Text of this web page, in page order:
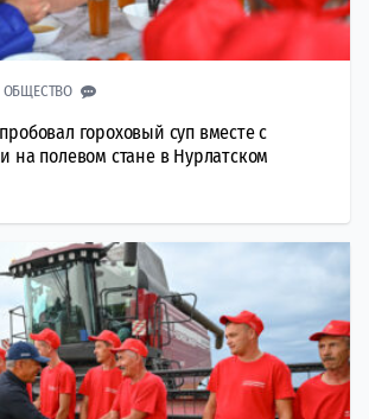
ОБЩЕСТВО
гороховый суп вместе с
на полевом стане в Нурлатском